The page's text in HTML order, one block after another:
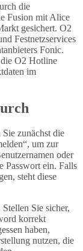
die
Fusion mit Alice
gesichert. O2
Festnetzservices
Fonic.
O2 Hotline
im
zunächst die
um zur
oder
Passwort ein. Falls
steht diese
Sie sicher,
korrekt
haben,
nutzen, die